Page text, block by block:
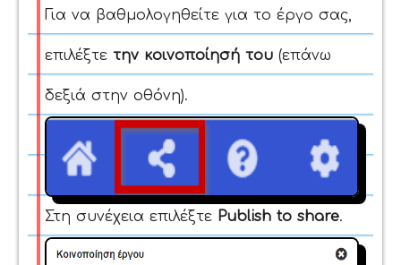
Για να βαθμολογηθείτε για το έργο σας,
επιλέξτε την κοινοποίησή του (επάνω
δεξιά στην οθόνη).
Στη συνέχεια επιλέξτε Publish to share.